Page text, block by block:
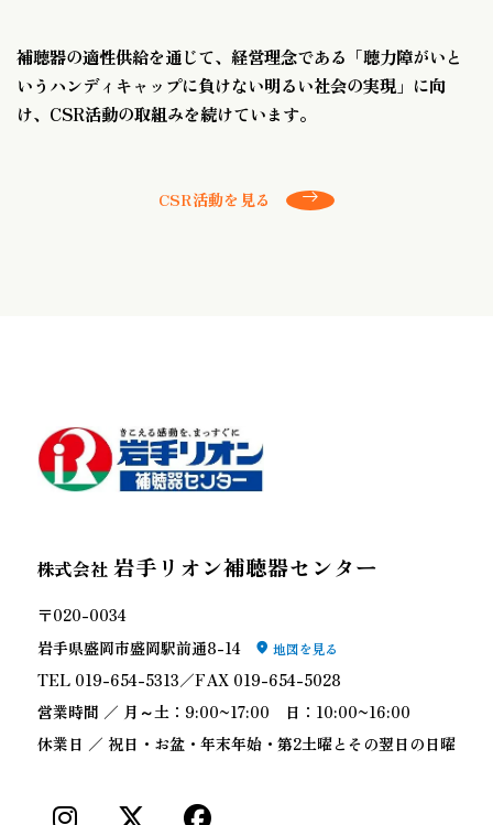
補聴器の適性供給を通じて、経営理念である 「聴力障がいと
いうハンディキャップに負けない明るい社会の実現」に向
け、 CSR活動の取組みを続けています。
CSR活動を見る
株式会社 岩手リオン補聴器センター
〒020-0034
岩手県盛岡市盛岡駅前通8-14
地図を見る
TEL 019-654-5313／FAX 019-654-5028
営業時間 ／ 月～土：9:00~17:00 日：10:00~16:00
休業日 ／ 祝日・お盆・年末年始・第2土曜とその翌日の日曜